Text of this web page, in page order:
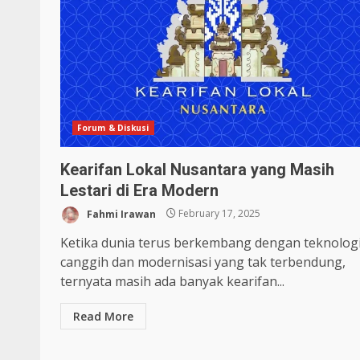
Forum & Diskusi
Kearifan Lokal Nusantara yang Masih
Lestari di Era Modern
Fahmi Irawan February 17, 2025
Ketika dunia terus berkembang dengan
canggih dan modernisasi yang tak terbendung,
ternyata masih ada banyak kearifan...
Read More